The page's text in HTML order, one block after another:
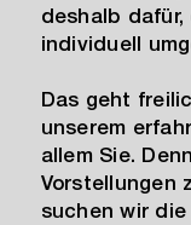
deshalb
individuell
Das geht
unserem
allem Sie.
Vorstellungen
suchen wir